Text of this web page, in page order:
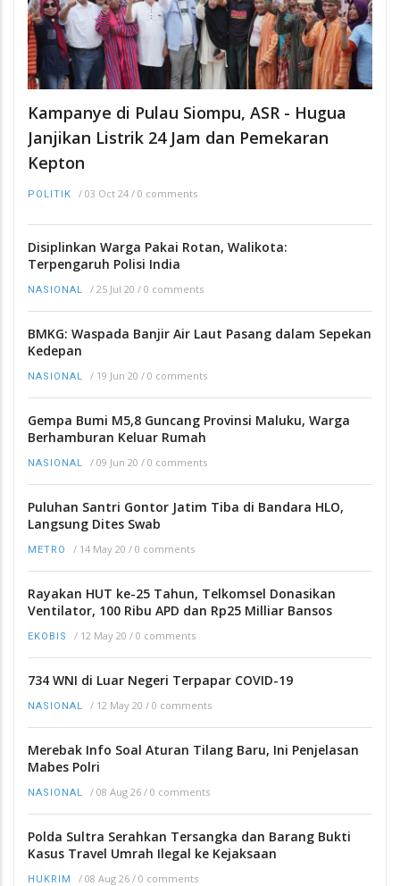
Kampanye di Pulau Siompu, ASR - Hugua
Janjikan Listrik 24 Jam dan Pemekaran
Kepton
POLITIK / 03 Oct 24 / 0 comments
Disiplinkan Warga Pakai Rotan, Walikota:
Terpengaruh Polisi India
NASIONAL / 25 Jul 20 / 0 comments
BMKG: Waspada Banjir Air Laut Pasang dalam Sepekan
Kedepan
NASIONAL / 19 Jun 20 / 0 comments
Gempa Bumi M5,8 Guncang Provinsi Maluku, Warga
Berhamburan Keluar Rumah
NASIONAL / 09 Jun 20 / 0 comments
Puluhan Santri Gontor Jatim Tiba di Bandara HLO,
Langsung Dites Swab
METRO / 14 May 20 / 0 comments
Rayakan HUT ke-25 Tahun, Telkomsel Donasikan
Ventilator, 100 Ribu APD dan Rp25 Milliar Bansos
EKOBIS / 12 May 20 / 0 comments
734 WNI di Luar Negeri Terpapar COVID-19
NASIONAL / 12 May 20 / 0 comments
Merebak Info Soal Aturan Tilang Baru, Ini Penjelasan
Mabes Polri
NASIONAL / 08 Aug 26 / 0 comments
Polda Sultra Serahkan Tersangka dan Barang Bukti
Kasus Travel Umrah Ilegal ke Kejaksaan
HUKRIM / 08 Aug 26 / 0 comments